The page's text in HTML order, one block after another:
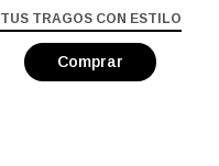
TUS TRAGOS CON ESTILO